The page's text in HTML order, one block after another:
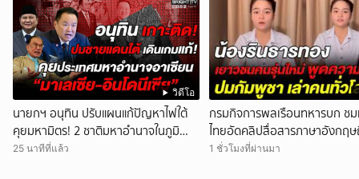
วิดีโอ
นายกฯ อนุทิน ปรับแผนแก้ปัญหาไฟใต้
คุยมหามิตร! 2 ชาติมหาอำนาจในภูมิ
อาเซียน “มาเลเซีย-อินโดนีเซีย”
25 นาทีที่แล้ว
กรมกิจการพลเรือนทหารบก ชม
ไทยอัดคลิปสื่อสารภาษาอังกฤ
แจงข้อเท็จจริงประวัติศาสตร์มนุ
1 ชั่วโมงที่ผ่านมา